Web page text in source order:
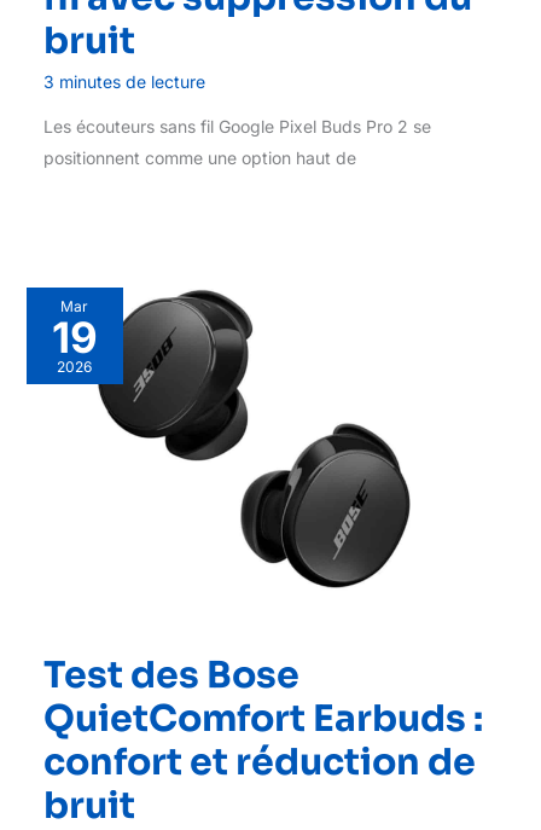
bruit
3 minutes de lecture
Les écouteurs sans fil Google Pixel Buds Pro 2 se
positionnent comme une option haut de
Mar
19
2026
Test des Bose
QuietComfort Earbuds :
confort et réduction de
bruit